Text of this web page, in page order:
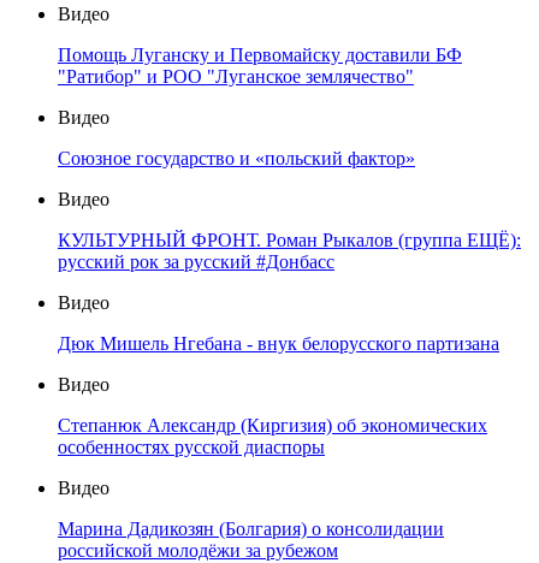
Видео
Помощь Луганску и Первомайску доставили БФ
"Ратибор" и РОО "Луганское землячество"
Видео
Союзное государство и «польский фактор»
Видео
КУЛЬТУРНЫЙ ФРОНТ. Роман Рыкалов (группа ЕЩЁ):
русский рок за русский #Донбасс
Видео
Дюк Мишель Нгебана - внук белорусского партизана
Видео
Степанюк Александр (Киргизия) об экономических
особенностях русской диаспоры
Видео
Марина Дадикозян (Болгария) о консолидации
российской молодёжи за рубежом